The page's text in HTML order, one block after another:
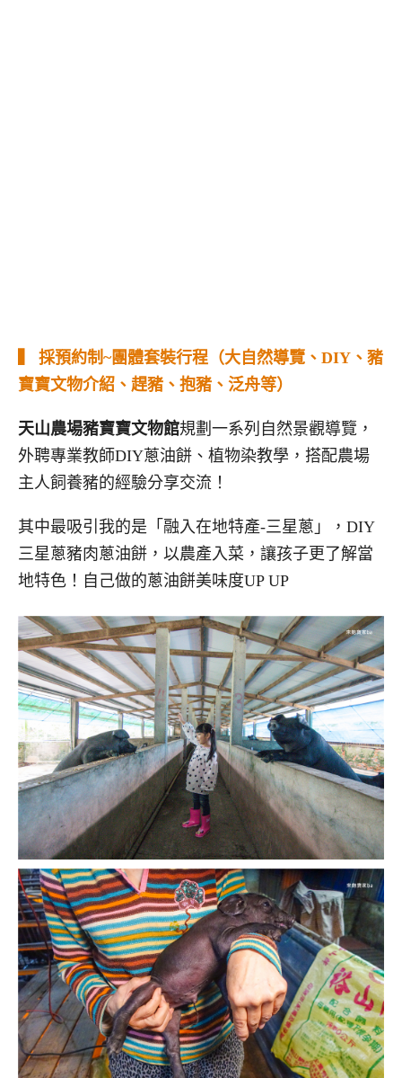
▍ 採預約制~團體套裝行程（大自然導覽、DIY、豬
寶寶文物介紹、趕豬、抱豬、泛舟等）
天山農場豬寶寶文物館規劃一系列自然景觀導覽，
外聘專業教師DIY蔥油餅、植物染教學，搭配農場
主人飼養豬的經驗分享交流！
其中最吸引我的是「融入在地特產-三星蔥」，DIY
三星蔥豬肉蔥油餅，以農產入菜，讓孩子更了解當
地特色！自己做的蔥油餅美味度UP UP